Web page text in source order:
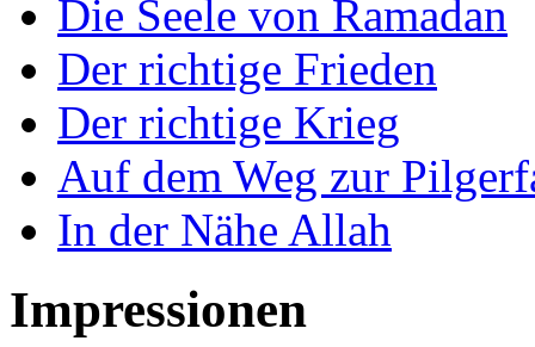
Die Seele von Ramadan
Der richtige Frieden
Der richtige Krieg
Auf dem Weg zur
In der Nähe Allah
Impressionen